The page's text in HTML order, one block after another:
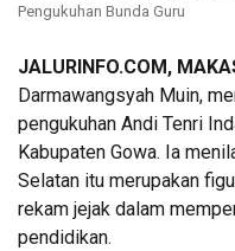
Pengukuhan Bunda Guru
JALURINFO.COM,
Darmawangsyah Muin,
pengukuhan Andi Tenri
Kabupaten Gowa. Ia
Selatan itu merupakan
rekam jejak dalam
pendidikan.